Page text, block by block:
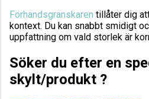
Förhandsgranskaren tillåter dig
kontext. Du kan snabbt smidigt
uppfattning om vald storlek är
Söker du efter en
skylt/produkt ?